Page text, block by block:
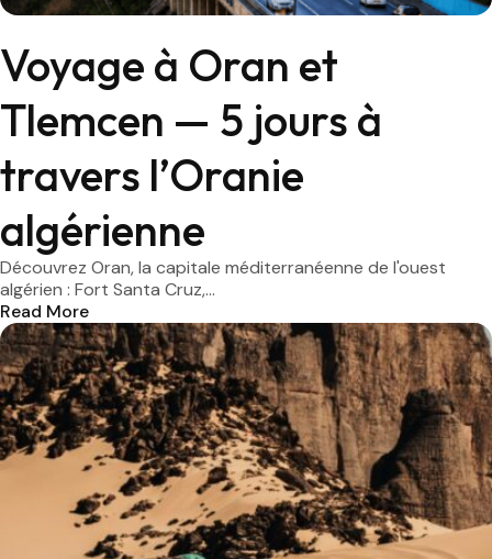
Voyage à Oran et
Tlemcen — 5 jours à
travers l’Oranie
algérienne
Découvrez Oran, la capitale méditerranéenne de l'ouest
algérien : Fort Santa Cruz,...
Read More